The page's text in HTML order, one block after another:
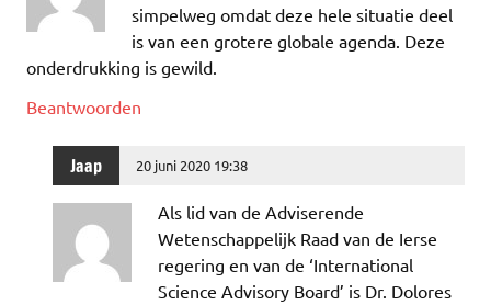
simpelweg omdat deze hele situatie deel
is van een grotere globale agenda. Deze
onderdrukking is gewild.
Beantwoorden
Jaap 20 juni 2020 19:38
Als lid van de Adviserende
Wetenschappelijk Raad van de Ierse
regering en van de ‘International
Science Advisory Board’ is Dr. Dolores